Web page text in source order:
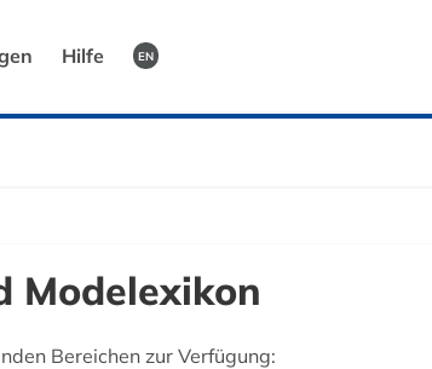
Hilfe EN
Modelexikon
Bereichen zur Verfügung: